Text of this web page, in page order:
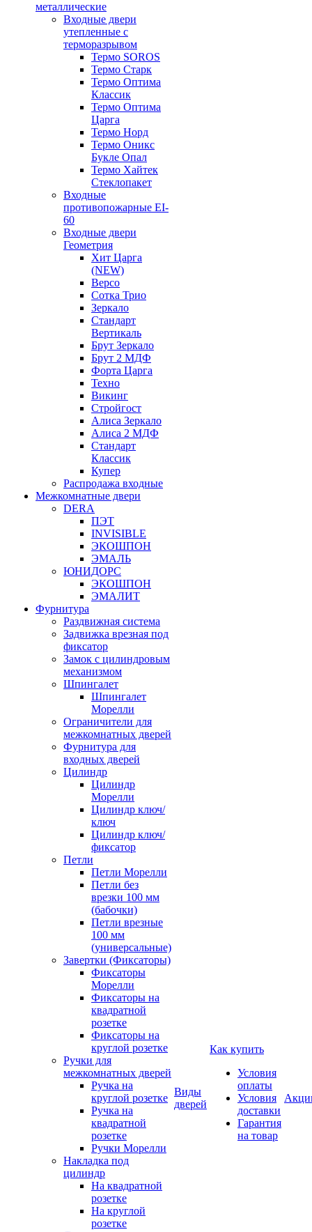
металлические
Входные двери
утепленные с
терморазрывом
Термо SOROS
Термо Старк
Термо Оптима
Классик
Термо Оптима
Царга
Термо Норд
Термо Оникс
Букле Опал
Термо Хайтек
Стеклопакет
Входные
противопожарные EI-
60
Входные двери
Геометрия
Хит Царга
(NEW)
Версо
Сотка Трио
Зеркало
Стандарт
Вертикаль
Брут Зеркало
Брут 2 МДФ
Форта Царга
Техно
Викинг
Стройгост
Алиса Зеркало
Алиса 2 МДФ
Стандарт
Классик
Купер
Распродажа входные
Межкомнатные двери
DERA
ПЭТ
INVISIBLE
ЭКОШПОН
ЭМАЛЬ
ЮНИДОРС
ЭКОШПОН
ЭМАЛИТ
Фурнитура
Раздвижная система
Задвижка врезная под
фиксатор
Замок с цилиндровым
механизмом
Шпингалет
Шпингалет
Морелли
Ограничители для
межкомнатных дверей
Фурнитура для
входных дверей
Цилиндр
Цилиндр
Морелли
Цилиндр ключ/
ключ
Цилиндр ключ/
фиксатор
Петли
Петли Морелли
Петли без
врезки 100 мм
(бабочки)
Петли врезные
100 мм
(универсальные)
Завертки (Фиксаторы)
Фиксаторы
Морелли
Фиксаторы на
квадратной
розетке
Фиксаторы на
круглой розетке
Ручки для
межкомнатных дверей
Ручка на
круглой розетке
Ручка на
квадратной
розетке
Ручки Морелли
Накладка под
цилиндр
На квадратной
розетке
На круглой
розетке
Виды
дверей
Как купить
Условия
оплаты
Условия
доставки
Гарантия
на товар